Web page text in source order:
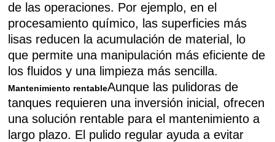
de las operaciones. Por ejemplo, en el
procesamiento químico, las superficies más
lisas reducen la acumulación de material, lo
que permite una manipulación más eficiente de
los fluidos y una limpieza más sencilla.
Mantenimiento rentableAunque las pulidoras de
tanques requieren una inversión inicial, ofrecen
una solución rentable para el mantenimiento a
largo plazo. El pulido regular ayuda a evitar